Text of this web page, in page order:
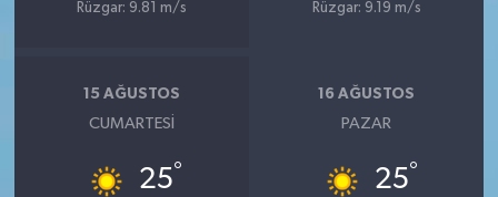
Rüzgar: 9.81 m/s
Rüzgar: 9.19 m/s
15 AĞUSTOS
CUMARTESI
25°
16 AĞUSTOS
PAZAR
25°